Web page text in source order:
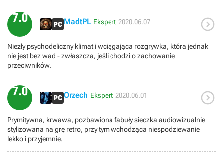
7.0 MadtPL Ekspert 2020.06.07 
Niezły psychodeliczny klimat i wciągająca rozgrywka, która jednak
nie jest bez wad - zwłaszcza, jeśli chodzi o zachowanie
przeciwników.
7.0 Orzech Ekspert 2020.06.01 
Prymitywna, krwawa, pozbawiona fabuły sieczka audiowizualnie
stylizowana na grę retro, przy tym wchodząca niespodziewanie
lekko i przyjemnie.